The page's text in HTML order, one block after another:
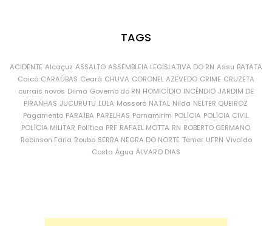
TAGS
ACIDENTE Alcaçuz ASSALTO ASSEMBLEIA LEGISLATIVA DO RN Assu BATATA
Caicó CARAÚBAS Ceará CHUVA CORONEL AZEVEDO CRIME CRUZETA
currais novos Dilma Governo do RN HOMICÍDIO INCÊNDIO JARDIM DE
PIRANHAS JUCURUTU LULA Mossoró NATAL Nilda NÉLTER QUEIROZ
Pagamento PARAÍBA PARELHAS Parnamirim POLÍCIA POLÍCIA CIVIL
POLÍCIA MILITAR Política PRF RAFAEL MOTTA RN ROBERTO GERMANO
Robinson Faria Roubo SERRA NEGRA DO NORTE Temer UFRN Vivaldo
Costa Água ÁLVARO DIAS